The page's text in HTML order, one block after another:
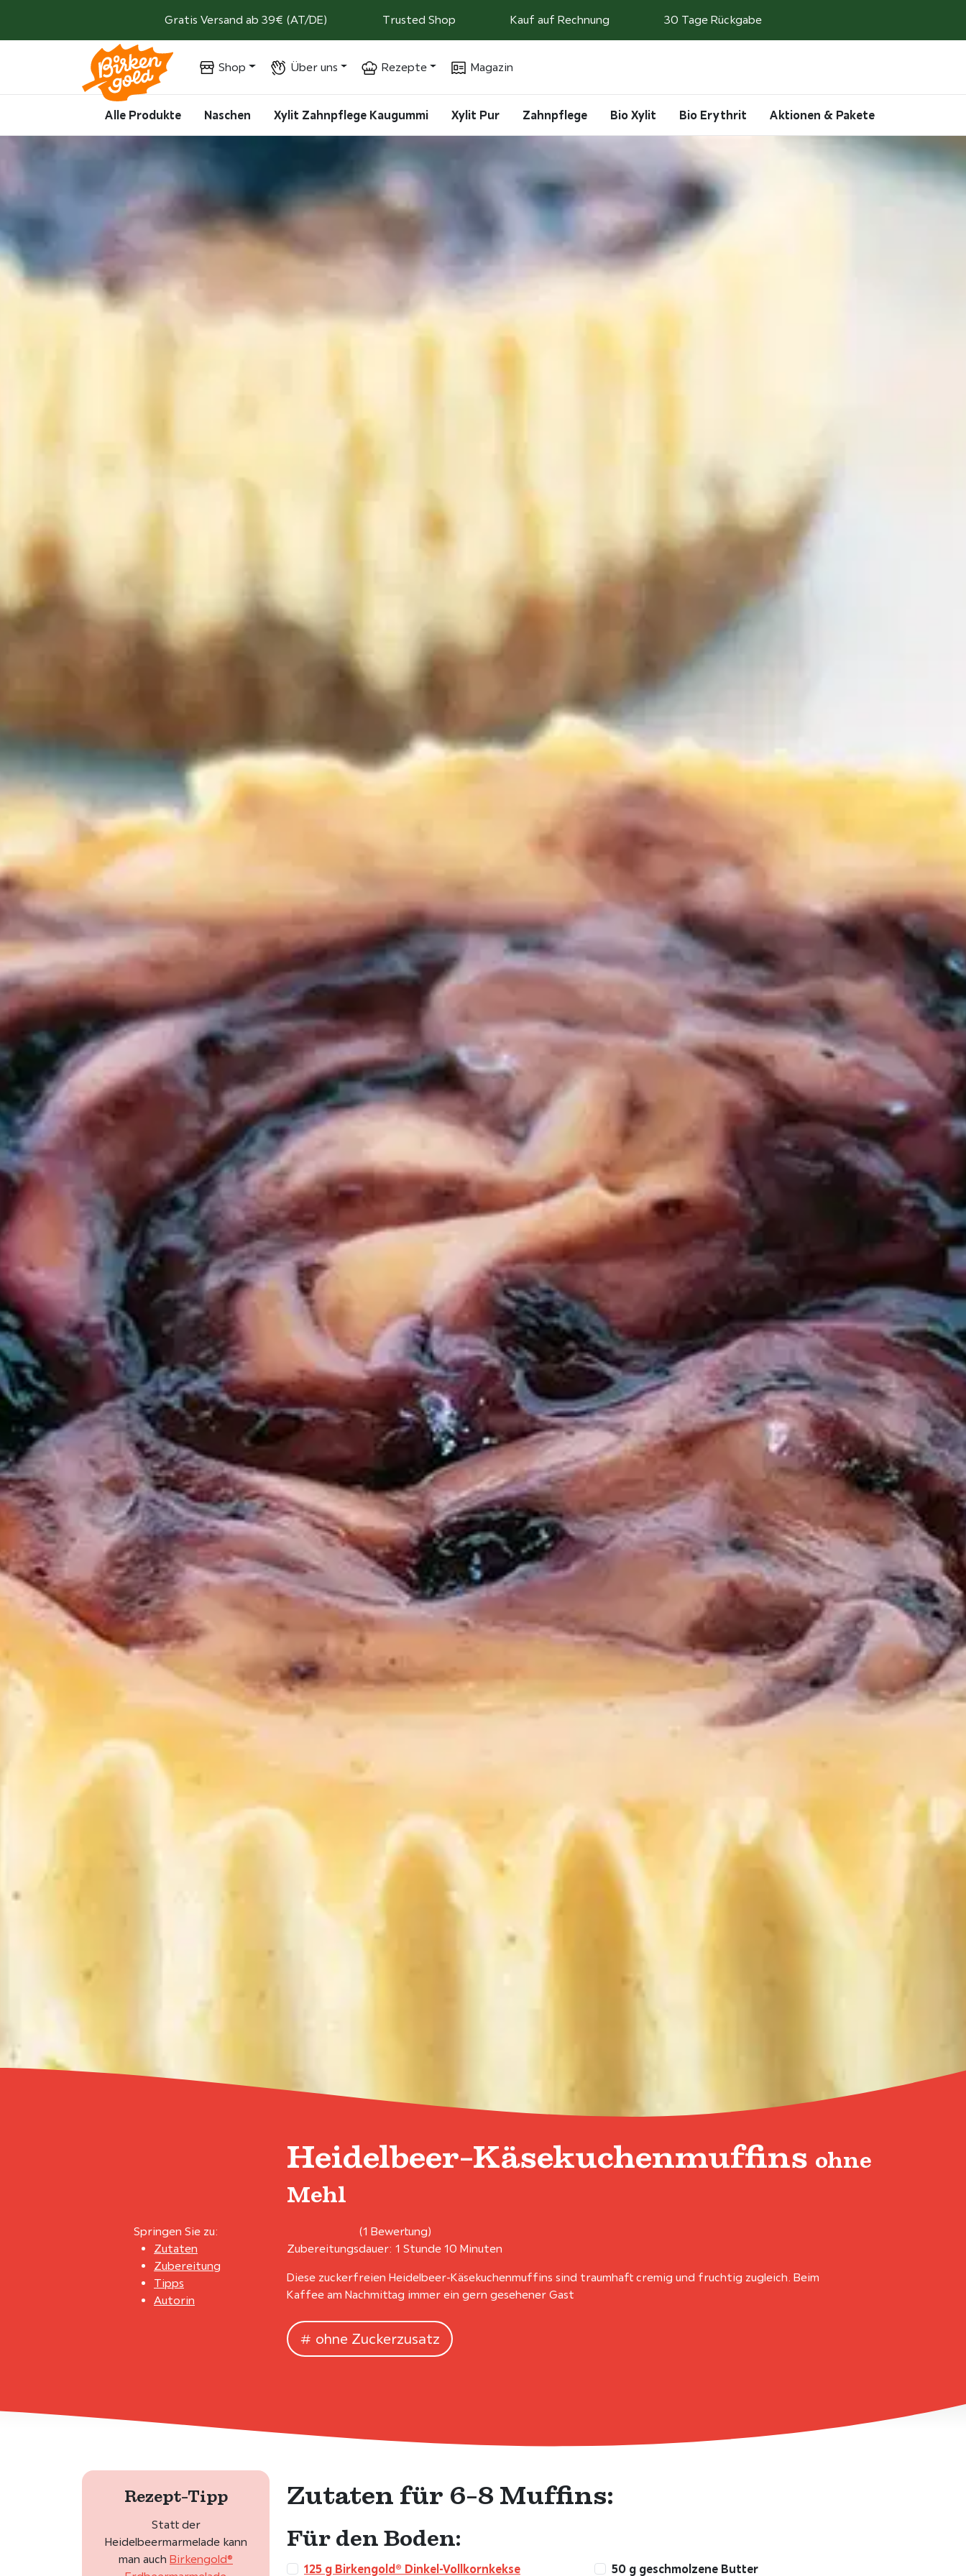
Gratis Versand ab 39€ (AT/DE) Trusted Shop Kauf auf Rechnung 30 Tage Rückgabe
Shop Über uns Rezepte Magazin
Alle Produkte Naschen Xylit Zahnpflege Kaugummi Xylit Pur Zahnpflege Bio Xylit Bio Erythrit Aktionen & Pakete
Heidelbeer-Käsekuchenmuffins ohne
Mehl
Springen Sie zu:
Zutaten
Zubereitung
Tipps
Autorin
(1 Bewertung)
Zubereitungsdauer: 1 Stunde 10 Minuten
Diese zuckerfreien Heidelbeer-Käsekuchenmuffins sind traumhaft cremig und fruchtig zugleich. Beim
Kaffee am Nachmittag immer ein gern gesehener Gast
ohne Zuckerzusatz
Zutaten für 6-8 Muffins:
Für den Boden:
125 g Birkengold® Dinkel-Vollkornkekse 50 g geschmolzene Butter
Rezept-Tipp
Statt der
Heidelbeermarmelade kann
man auch Birkengold®